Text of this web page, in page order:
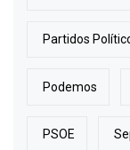
Partidos
Podemos
PSOE